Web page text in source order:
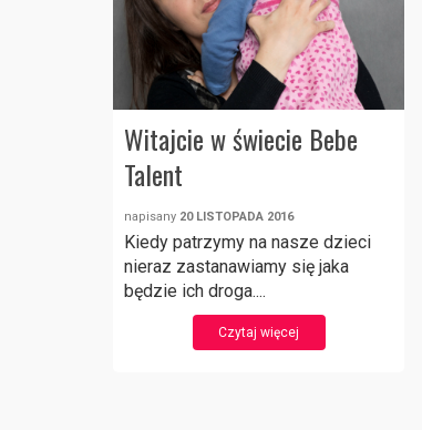
Witajcie w świecie Bebe
Talent
napisany 20 LISTOPADA 2016
Kiedy patrzymy na nasze dzieci
nieraz zastanawiamy się jaka
będzie ich droga....
Czytaj więcej